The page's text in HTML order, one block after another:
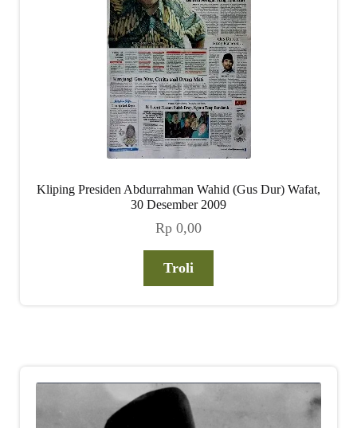
Kliping Presiden Abdurrahman Wahid (Gus Dur) Wafat,
30 Desember 2009
Rp 0,00
Troli